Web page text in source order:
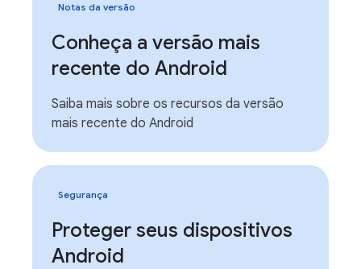
Notas da versão
Conheça a versão mais
recente do Android
Saiba mais sobre os recursos da versão
mais recente do Android
Segurança
Proteger seus dispositivos
Android